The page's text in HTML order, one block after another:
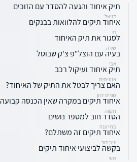
תיק איחוד והגעה להסדר עם הזוכים
דניאל
איחוד תיקים להלוואות בבנקים
חי
לסגור את תיק האיחוד
שירה
בעיה עם הוצל"פ צ'ק שבוטל
אבי
תיק איחוד ועיקול רכב
אנונימית
האם צריך לבטל את התיק של האיחוד?
מוריס דהן
איחוד תיקים במקרה שאין הכנסה קבועה
תקווה
הסדר חוב למספר נושים
בת יענה
איחוד תיקים זה משתלם?
יניב דור
בקשה לביצועי איחוד תיקים
רועי